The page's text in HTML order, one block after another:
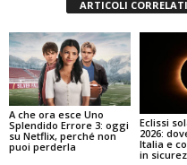
ARTICOLI CORRELATI
A che ora esce Uno
Splendido Errore 3: oggi
su Netflix, perché non
puoi perderla
Eclissi
2026:
Italia e
in